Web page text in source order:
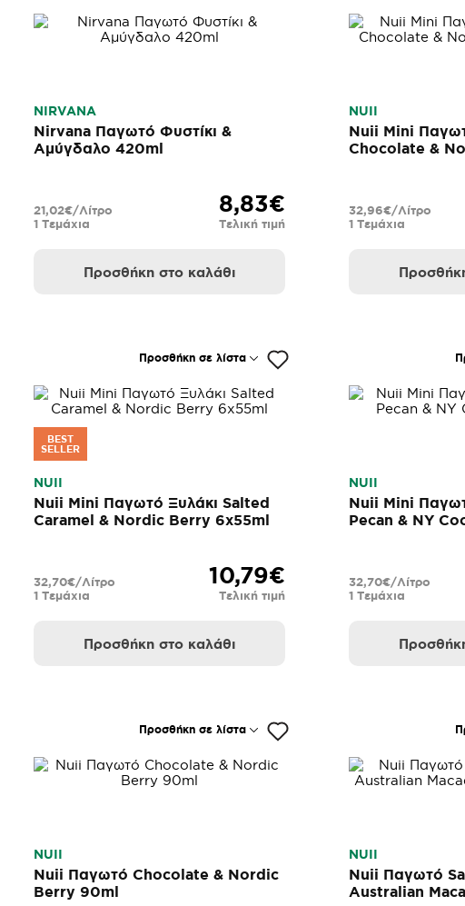
NIRVANA
Nirvana Παγωτό Φυστίκι &
Αμύγδαλο 420ml
8,83€
Τελική τιμή
1 Τεμάχια
21,02€/Λίτρο
Προσθήκη στο καλάθι
NUII
Nuii Mini
Chocolate &
1 Τεμάχια
32,96€/Λίτρο
Προσθήκη σε λίστα
BEST
SELLER
NUII
Nuii Mini Παγωτό Ξυλάκι Salted
Caramel & Nordic Berry 6x55ml
10,79€
Τελική τιμή
1 Τεμάχια
32,70€/Λίτρο
Προσθήκη στο καλάθι
NUII
Nuii Mini
Pecan & NY
1 Τεμάχια
32,70€/Λίτρο
Προσθήκη σε λίστα
NUII
Nuii Παγωτό Chocolate & Nordic
Berry 90ml
NUII
Nuii Παγωτό
Australian